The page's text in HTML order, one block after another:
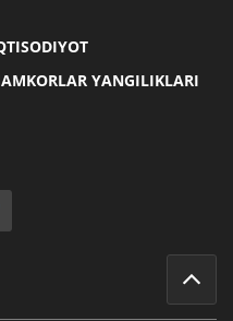
YANGILIKLARI